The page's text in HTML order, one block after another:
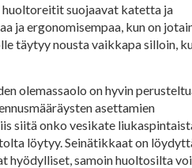
huoltoreitit suojaavat katetta ja
ja ergonomisempaa, kun on
täytyy nousta vaikkapa silloin,
olemassaolo on hyvin
asettamien
siitä onko vesikate
löytyy. Seinätikkaat on
hyödylliset, samoin huoltosilta voi